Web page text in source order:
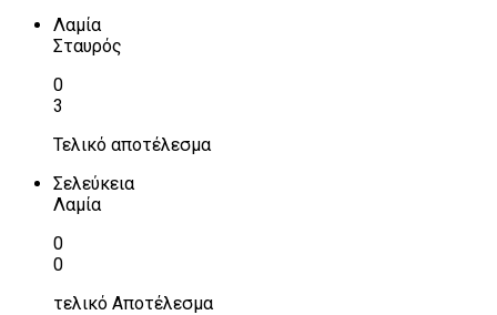
Λαμία
Σταυρός
0
3
Τελικό αποτέλεσμα
Σελεύκεια
Λαμία
0
0
τελικό Αποτέλεσμα